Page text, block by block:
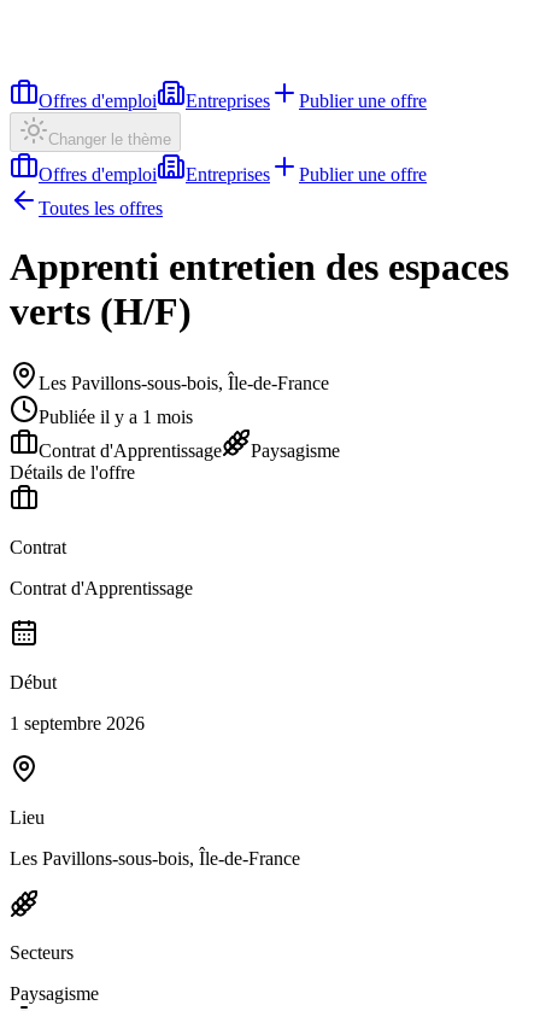
Offres d'emploi Entreprises Publier une offre
Changer le thème
Offres d'emploi Entreprises
Publier une offre
Toutes les offres
Apprenti entretien des espaces
verts (H/F)
Les Pavillons-sous-bois, Île-de-France
Publiée il y a 1 mois
Contrat d'Apprentissage
Paysagisme
Détails de l'offre
Contrat
Contrat d'Apprentissage
Début
1 septembre 2026
Lieu
Les Pavillons-sous-bois, Île-de-France
Secteurs
Paysagisme